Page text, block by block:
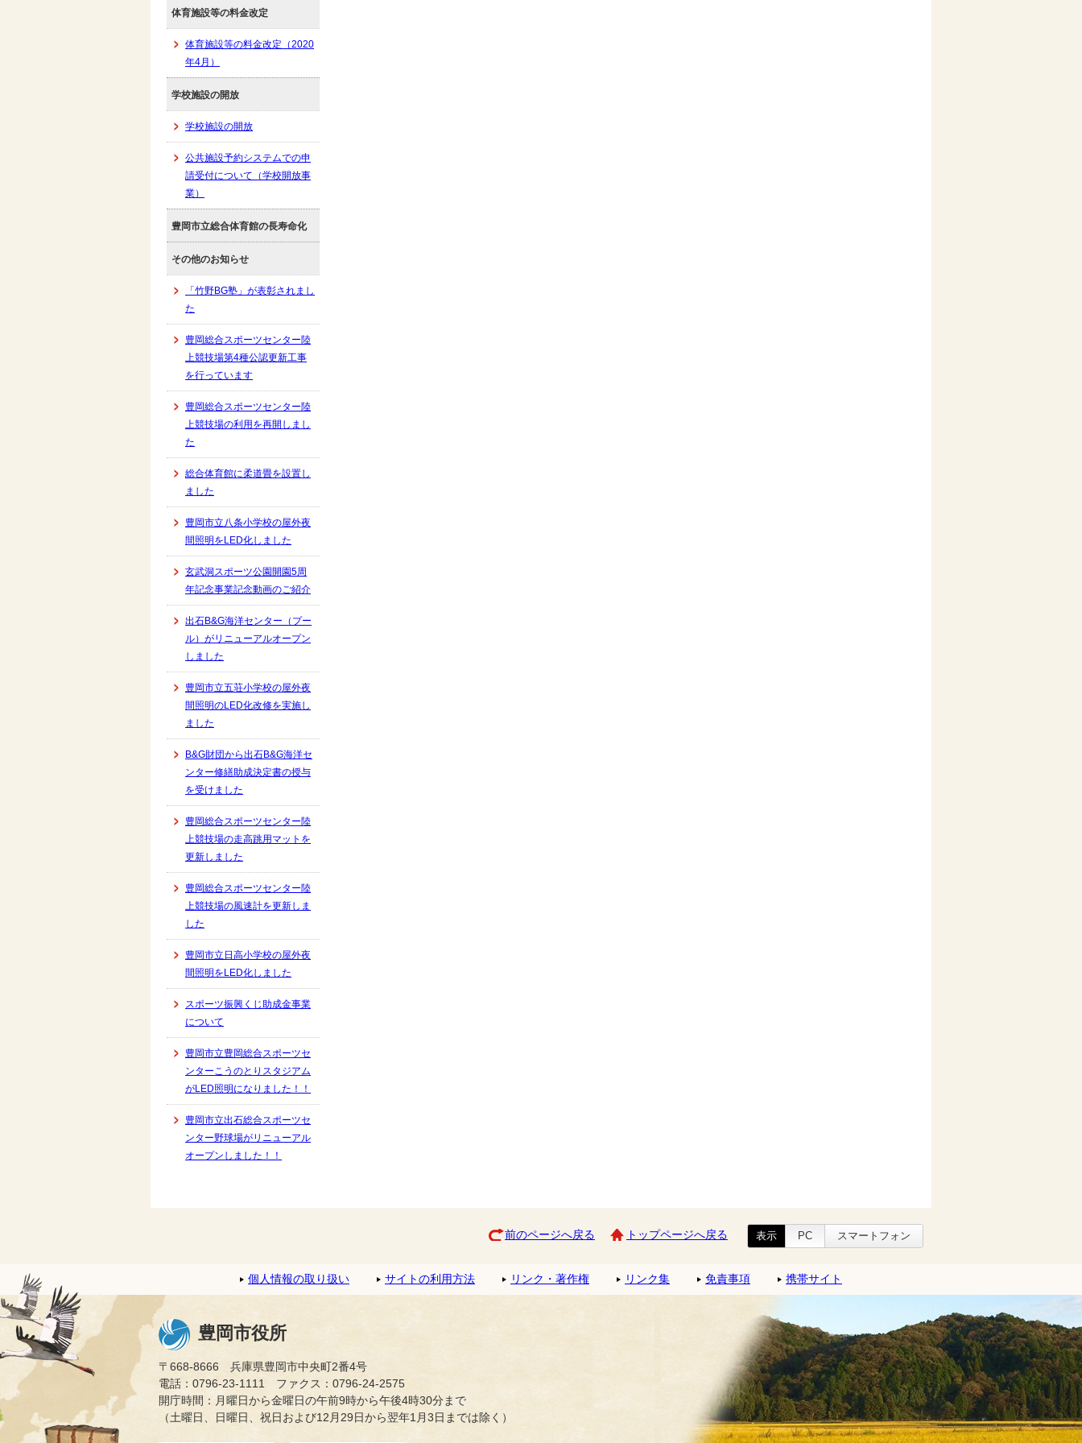
体育施設等の料金改定
体育施設等の料金改定（2020
年4月）
学校施設の開放
学校施設の開放
公共施設予約システムでの申
請受付について（学校開放事
業）
豊岡市立総合体育館の長寿命化
その他のお知らせ
「竹野BG塾」が表彰されまし
た
豊岡総合スポーツセンター陸
上競技場第4種公認更新工事
を行っています
豊岡総合スポーツセンター陸
上競技場の利用を再開しまし
た
総合体育館に柔道畳を設置し
ました
豊岡市立八条小学校の屋外夜
間照明をLED化しました
玄武洞スポーツ公園開園5周
年記念事業記念動画のご紹介
出石B&G海洋センター（プー
ル）がリニューアルオープン
しました
豊岡市立五荘小学校の屋外夜
間照明のLED化改修を実施し
ました
B&G財団から出石B&G海洋セ
ンター修繕助成決定書の授与
を受けました
豊岡総合スポーツセンター陸
上競技場の走高跳用マットを
更新しました
豊岡総合スポーツセンター陸
上競技場の風速計を更新しま
した
豊岡市立日高小学校の屋外夜
間照明をLED化しました
スポーツ振興くじ助成金事業
について
豊岡市立豊岡総合スポーツセ
ンターこうのとりスタジアム
がLED照明になりました！！
豊岡市立出石総合スポーツセ
ンター野球場がリニューアル
オープンしました！！
前のページへ戻る トップページへ戻る 表示 PC スマートフォン
個人情報の取り扱い サイトの利用方法 リンク・著作権 リンク集 免責事項 携帯サイト
豊岡市役所
〒668-8666 兵庫県豊岡市中央町2番4号
電話：0796-23-1111 ファクス：0796-24-2575
開庁時間：月曜日から金曜日の午前9時から午後4時30分まで
（土曜日、日曜日、祝日および12月29日から翌年1月3日までは除く）